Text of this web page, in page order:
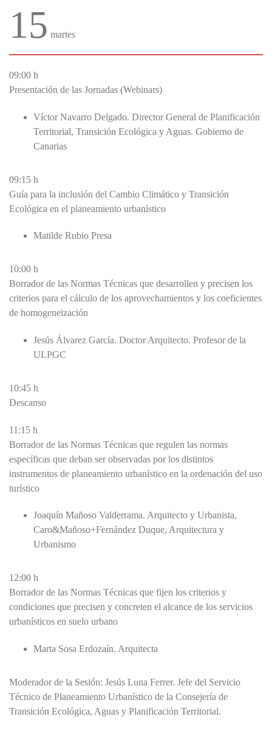
15 martes
09:00 h
Presentación de las Jornadas (Webinars)
Víctor Navarro Delgado. Director General de Planificación
Territorial, Transición Ecológica y Aguas. Gobierno de
Canarias
09:15 h
Guía para la inclusión del Cambio Climático y Transición
Ecológica en el planeamiento urbanístico
Matilde Rubio Presa
10:00 h
Borrador de las Normas Técnicas que desarrollen y precisen los
criterios para el cálculo de los aprovechamientos y los coeficientes
de homogeneización
Jesús Álvarez García. Doctor Arquitecto. Profesor de la
ULPGC
10:45 h
Descanso
11:15 h
Borrador de las Normas Técnicas que regulen las normas
específicas que deban ser observadas por los distintos
instrumentos de planeamiento urbanístico en la ordenación del uso
turístico
Joaquín Mañoso Valderrama. Arquitecto y Urbanista,
Caro&Mañoso+Fernández Duque, Arquitectura y
Urbanismo
12:00 h
Borrador de las Normas Técnicas que fijen los criterios y
condiciones que precisen y concreten el alcance de los servicios
urbanísticos en suelo urbano
Marta Sosa Erdozaín. Arquitecta
Moderador de la Sesión: Jesús Luna Ferrer. Jefe del Servicio
Técnico de Planeamiento Urbanístico de la Consejería de
Transición Ecológica, Aguas y Planificación Territorial.